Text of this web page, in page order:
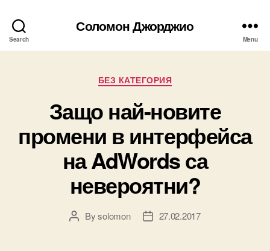
Search
Соломон Джорджио
Menu
Categories
БЕЗ КАТЕГОРИЯ
Защо най-новите
промени в интерфейса
на AdWords са
невероятни?
PostBysolomon
Post27.02.2017